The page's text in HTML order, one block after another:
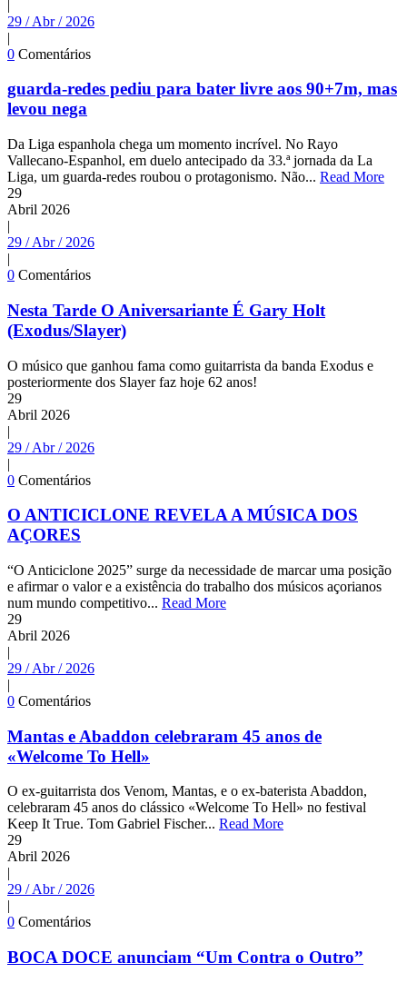
29 / Abr / 2026
|
0 Comentários
guarda-redes pediu para bater livre aos 90+7m, mas
levou nega
Da Liga espanhola chega um momento incrível. No Rayo
Vallecano-Espanhol, em duelo antecipado da 33.ª jornada da La
Liga, um guarda-redes roubou o protagonismo. Não... Read More
29
Abril 2026
|
29 / Abr / 2026
|
0 Comentários
Nesta Tarde O Aniversariante É Gary Holt
(Exodus/Slayer)
O músico que ganhou fama como guitarrista da banda Exodus e
posteriormente dos Slayer faz hoje 62 anos!
29
Abril 2026
|
29 / Abr / 2026
|
0 Comentários
O ANTICICLONE REVELA A MÚSICA DOS
AÇORES
“O Anticiclone 2025” surge da necessidade de marcar uma posição
e afirmar o valor e a existência do trabalho dos músicos açorianos
num mundo competitivo... Read More
29
Abril 2026
|
29 / Abr / 2026
|
0 Comentários
Mantas e Abaddon celebraram 45 anos de
«Welcome To Hell»
O ex-guitarrista dos Venom, Mantas, e o ex-baterista Abaddon,
celebraram 45 anos do clássico «Welcome To Hell» no festival
Keep It True. Tom Gabriel Fischer... Read More
29
Abril 2026
|
29 / Abr / 2026
|
0 Comentários
BOCA DOCE anunciam “Um Contra o Outro”